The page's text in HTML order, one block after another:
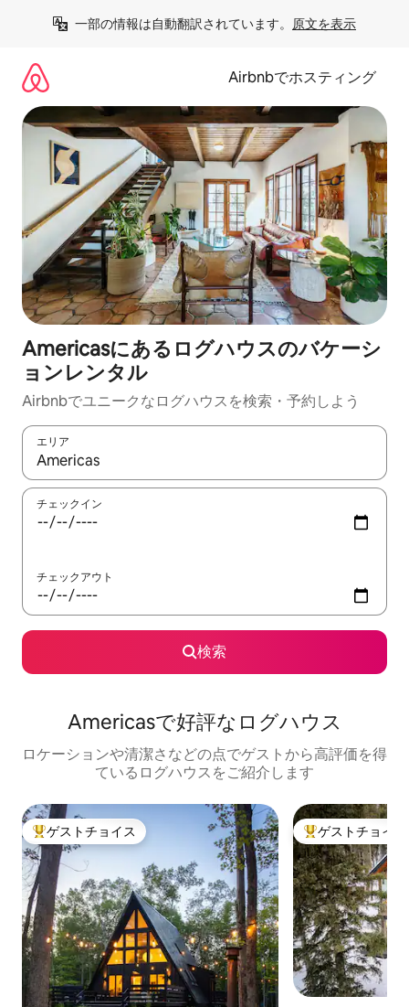
一部の情報は自動翻訳されています。 原文を表示
Airbnbでホスティング
Americasにあるログハウスのバケーシ
ョンレンタル
Airbnbでユニークなログハウスを検索・予約しよう
エリア
検索結果が表示されたら、上下の矢印キーを使って移動するか
チェックイン
チェックアウト
検索
Americasで好評なログハウス
ロケーションや清潔さなどの点でゲストから高評価を得
ているログハウスをご紹介します
大好評のゲストチョイスです。
ゲストチョイス 大好評のゲスト
ゲストチョイス